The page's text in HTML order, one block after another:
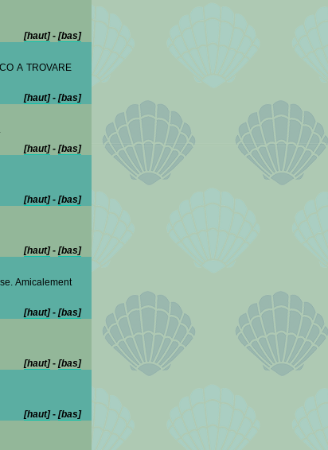
[haut]- [bas]
A TROVARE
[haut]- [bas]
[haut]- [bas]
[haut]- [bas]
[haut]- [bas]
Amicalement
[haut]- [bas]
[haut]- [bas]
[haut]- [bas]